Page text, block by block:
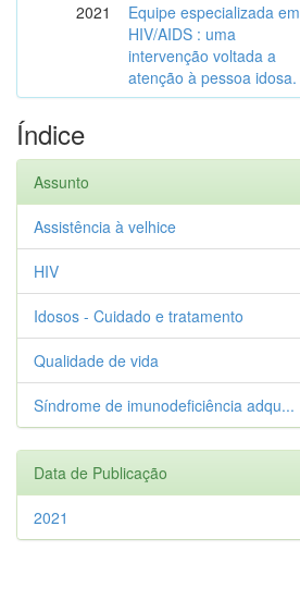
2021
Equipe especializada em
HIV/AIDS : uma
intervenção voltada a
atenção à pessoa idosa.
Índice
Assunto
Assistência à velhice
HIV
Idosos - Cuidado e tratamento
Qualidade de vida
Síndrome de imunodeficiência adqu...
Data de Publicação
2021